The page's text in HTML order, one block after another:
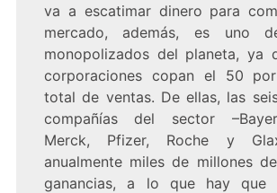
va a escatimar dinero para
mercado, además, es uno
monopolizados del planeta, ya
corporaciones copan el 50
total de ventas. De ellas, las
compañías del sector
Merck, Pfizer, Roche y
anualmente miles de millones
ganancias, a lo que hay que